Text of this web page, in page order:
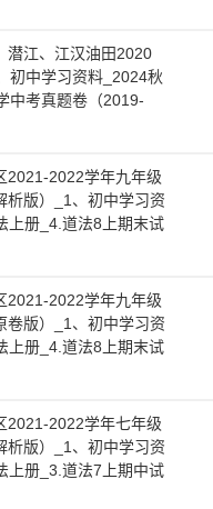
潜江、江汉油田2020
初中学习资料_2024秋
中考真题卷（2019-
2021-2022学年九年级
析版）_1、初中学习资
上册_4.道法8上期末试
2021-2022学年九年级
卷版）_1、初中学习资
上册_4.道法8上期末试
2021-2022学年七年级
析版）_1、初中学习资
上册_3.道法7上期中试